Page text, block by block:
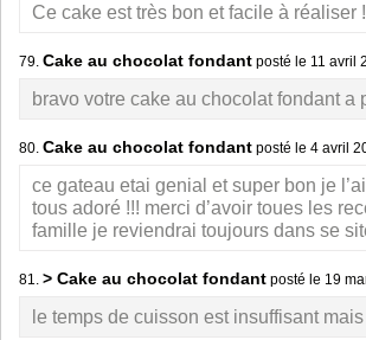
Ce cake est très bon et facile à réaliser
79. Cake au chocolat fondant posté le 11 avril
bravo votre cake au chocolat fondant a
80. Cake au chocolat fondant posté le 4 avril
ce gateau etai genial et super bon je
tous adoré !!! merci d’avoir toues les
famille je reviendrai toujours dans se
81. > Cake au chocolat fondant posté le 19
le temps de cuisson est insuffisant